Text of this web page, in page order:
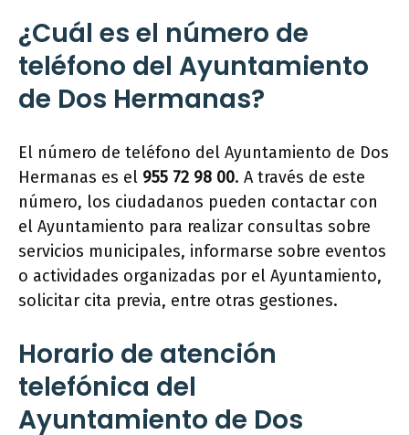
¿Cuál es el número de
teléfono del Ayuntamiento
de Dos Hermanas?
El número de teléfono del Ayuntamiento de Dos
Hermanas es el 955 72 98 00. A través de este
número, los ciudadanos pueden contactar con
el Ayuntamiento para realizar consultas sobre
servicios municipales, informarse sobre eventos
o actividades organizadas por el Ayuntamiento,
solicitar cita previa, entre otras gestiones.
Horario de atención
telefónica del
Ayuntamiento de Dos